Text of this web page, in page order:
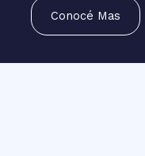
Conocé Mas